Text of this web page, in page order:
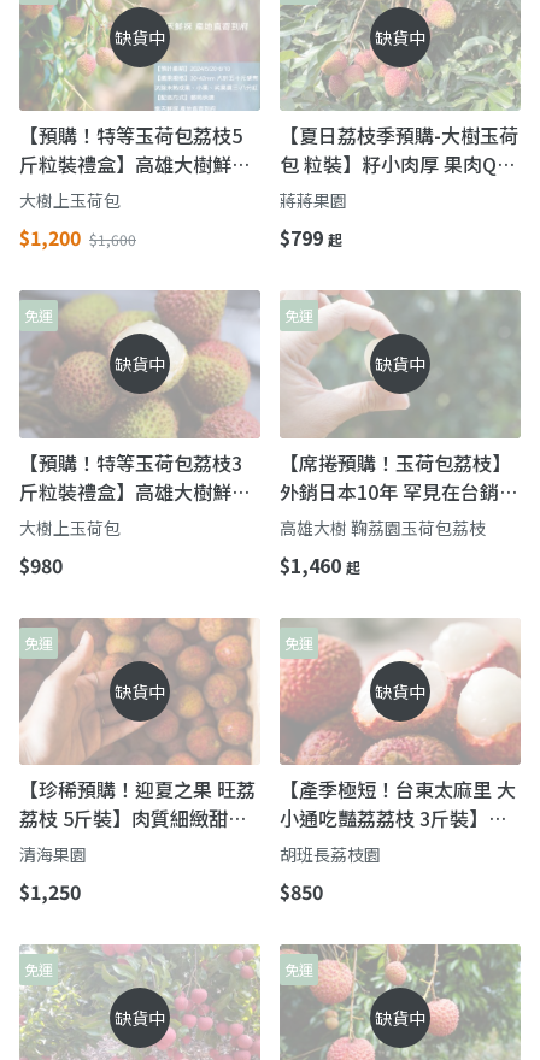
缺貨中
【預購！特等玉荷包荔枝5
斤粒裝禮盒】高雄大樹鮮採
直送
大樹上玉荷包
$1,200 $1,600
缺貨中
【夏日荔枝季預購-大樹玉荷
包 粒裝】籽小肉厚 果肉Q彈
甜度高 不澀嘴
蔣蔣果園
$799 起
缺貨中
免運
【預購！特等玉荷包荔枝3
斤粒裝禮盒】高雄大樹鮮採
直送
大樹上玉荷包
$980
缺貨中
免運
【席捲預購！玉荷包荔枝】
外銷日本10年 罕見在台銷售
高雄大樹的驕傲!
高雄大樹 鞠荔園玉荷包荔枝
$1,460 起
缺貨中
免運
【珍稀預購！迎夏之果 旺荔
荔枝 5斤裝】肉質細緻甜度
高 美味不輸玉荷包
清海果園
$1,250
缺貨中
免運
【產季極短！台東太麻里 大
小通吃豔荔荔枝 3斤裝】今
年第一口荔枝 黃金酸甜比例
多吃不燥熱
胡班長荔枝園
$850
缺貨中
免運
缺貨中
免運